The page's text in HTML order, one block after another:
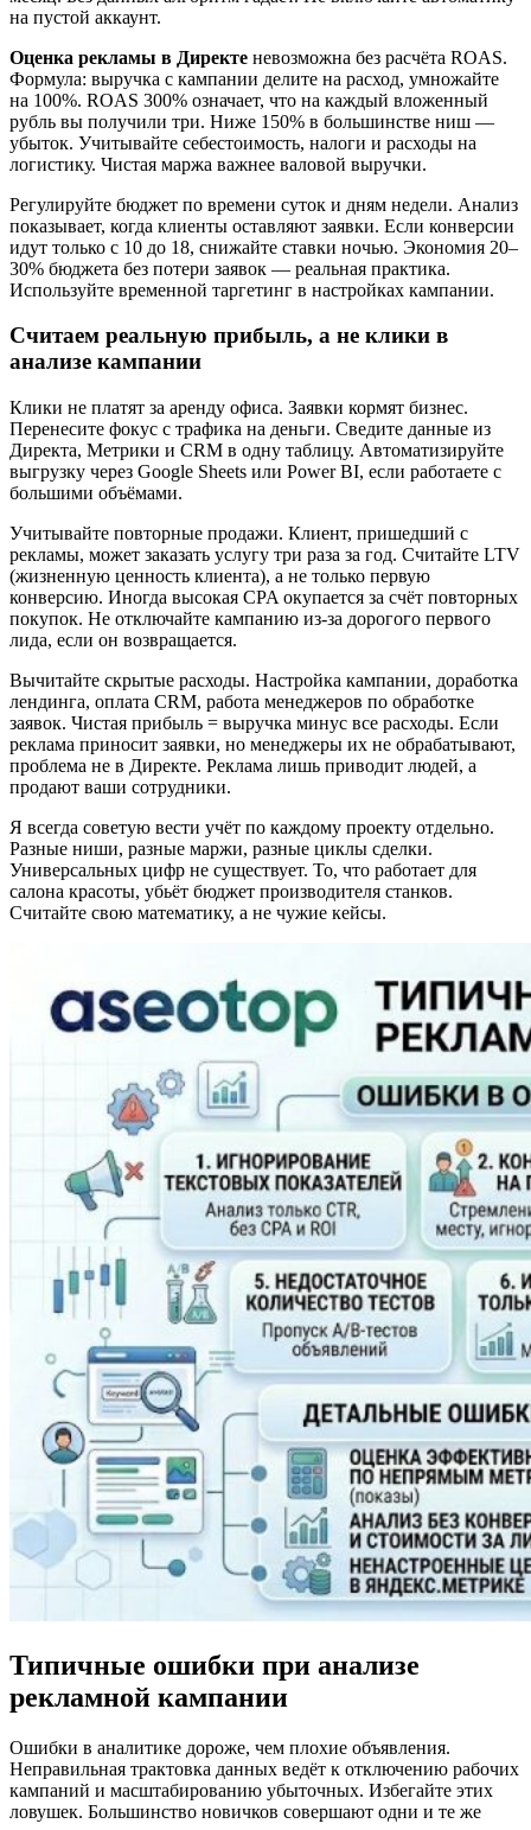
на пустой аккаунт.
Оценка рекламы в Директе невозможна без расчёта ROAS.
Формула: выручка с кампании делите на расход, умножайте
на 100%. ROAS 300% означает, что на каждый вложенный
рубль вы получили три. Ниже 150% в большинстве ниш —
убыток. Учитывайте себестоимость, налоги и расходы на
логистику. Чистая маржа важнее валовой выручки.
Регулируйте бюджет по времени суток и дням недели. Анализ
показывает, когда клиенты оставляют заявки. Если конверсии
идут только с 10 до 18, снижайте ставки ночью. Экономия 20–
30% бюджета без потери заявок — реальная практика.
Используйте временной таргетинг в настройках кампании.
Считаем реальную прибыль, а не клики в
анализе кампании
Клики не платят за аренду офиса. Заявки кормят бизнес.
Перенесите фокус с трафика на деньги. Сведите данные из
Директа, Метрики и CRM в одну таблицу. Автоматизируйте
выгрузку через Google Sheets или Power BI, если работаете с
большими объёмами.
Учитывайте повторные продажи. Клиент, пришедший с
рекламы, может заказать услугу три раза за год. Считайте LTV
(жизненную ценность клиента), а не только первую
конверсию. Иногда высокая CPA окупается за счёт повторных
покупок. Не отключайте кампанию из-за дорогого первого
лида, если он возвращается.
Вычитайте скрытые расходы. Настройка кампании, доработка
лендинга, оплата CRM, работа менеджеров по обработке
заявок. Чистая прибыль = выручка минус все расходы. Если
реклама приносит заявки, но менеджеры их не обрабатывают,
проблема не в Директе. Реклама лишь приводит людей, а
продают ваши сотрудники.
Я всегда советую вести учёт по каждому проекту отдельно.
Разные ниши, разные маржи, разные циклы сделки.
Универсальных цифр не существует. То, что работает для
салона красоты, убьёт бюджет производителя станков.
Считайте свою математику, а не чужие кейсы.
Типичные ошибки при анализе
рекламной кампании
Ошибки в аналитике дороже, чем плохие объявления.
Неправильная трактовка данных ведёт к отключению рабочих
кампаний и масштабированию убыточных. Избегайте этих
ловушек. Большинство новичков совершают одни и те же